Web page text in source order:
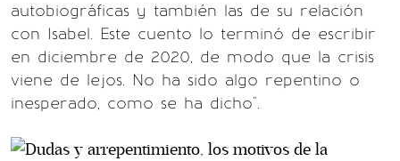
autobiográficas y también las de su relación
con Isabel. Este cuento lo terminó de escribir
en diciembre de 2020, de modo que la crisis
viene de lejos. No ha sido algo repentino o
inesperado, como se ha dicho".